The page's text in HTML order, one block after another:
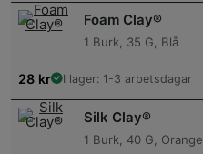
Foam Clay®
1 Burk, 35 G, Blå
28 kr I lager: 1-3 arbetsdagar
Silk Clay®
1 Burk, 40 G, Orange